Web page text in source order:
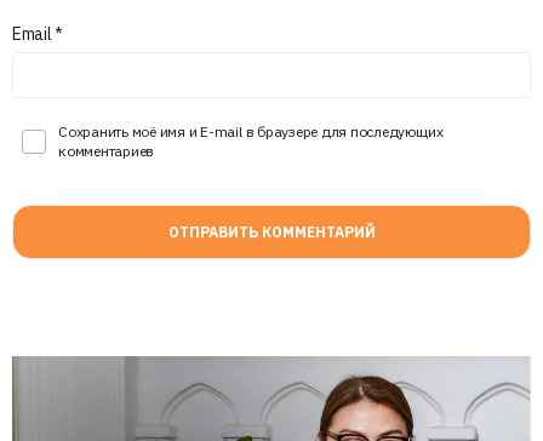
Email*
Сохранить моё имя и E-mail в браузере для последующих
комментариев